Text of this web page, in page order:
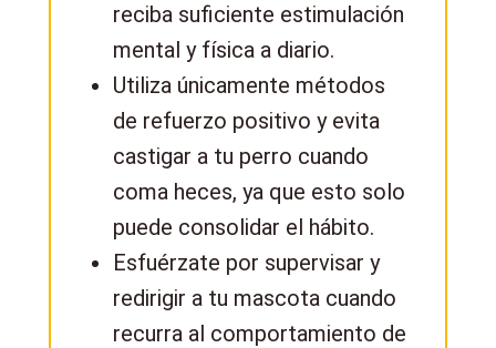
reciba suficiente estimulación
mental y física a diario.
Utiliza únicamente métodos
de refuerzo positivo y evita
castigar a tu perro cuando
coma heces, ya que esto solo
puede consolidar el hábito.
Esfuérzate por supervisar y
redirigir a tu mascota cuando
recurra al comportamiento de